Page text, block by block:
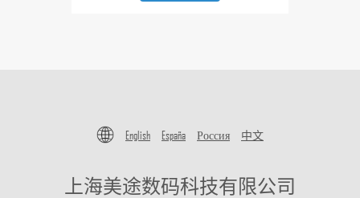
English España Россия 中文
上海美途数码科技有限公司